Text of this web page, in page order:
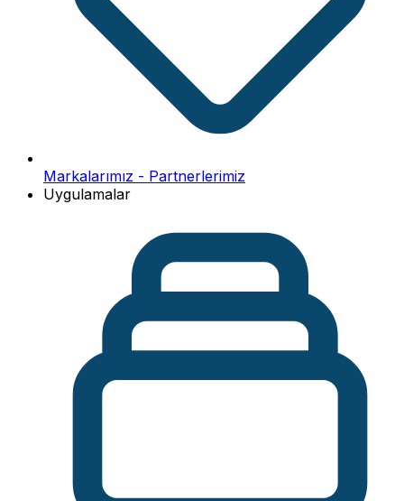
Markalarımız - Partnerlerimiz
Uygulamalar